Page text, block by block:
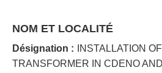
NOM ET LOCALITÉ
Désignation :
INSTALLATION
TRANSFORMER IN CDENO